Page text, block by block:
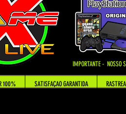
IMPORTANTE - NOSSO
100% SATISFAÇAO GARANTIDA